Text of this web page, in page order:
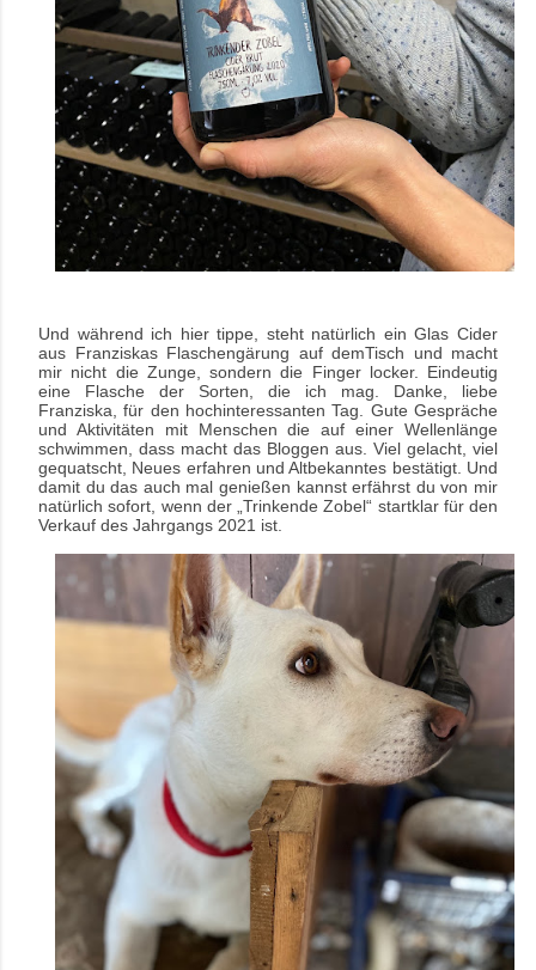
Und während ich hier tippe, steht natürlich ein Glas Cider
aus Franziskas Flaschengärung auf demTisch und macht
mir nicht die Zunge, sondern die Finger locker. Eindeutig
eine Flasche der Sorten, die ich mag. Danke, liebe
Franziska, für den hochinteressanten Tag. Gute Gespräche
und Aktivitäten mit Menschen die auf einer Wellenlänge
schwimmen, dass macht das Bloggen aus. Viel gelacht, viel
gequatscht, Neues erfahren und Altbekanntes bestätigt. Und
damit du das auch mal genießen kannst erfährst du von mir
natürlich sofort, wenn der „Trinkende Zobel“ startklar für den
Verkauf des Jahrgangs 2021 ist.